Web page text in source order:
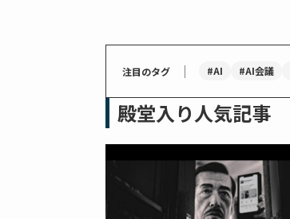
注目のタグ ｜ #AI #AI会議
殿堂入り人気記事